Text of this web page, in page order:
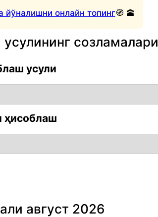
онлайн топинг🧭 🕋
созламалари
усули
ҳисоблаш
август 2026